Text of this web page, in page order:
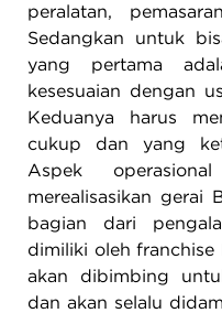
peralatan,
Sedangkan untuk
yang pertama
kesesuaian dengan
Keduanya harus
cukup dan yang
Aspek
merealisasikan gerai
bagian dari
dimiliki oleh franchise
akan dibimbing
dan akan selalu